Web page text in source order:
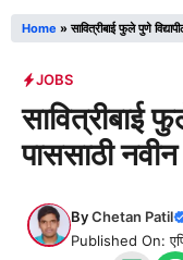
Home »सावित्रीबाई फुले पुणे
JOBS
सावित्रीबाई
पाससाठी
ByChetan Patil
Published On: